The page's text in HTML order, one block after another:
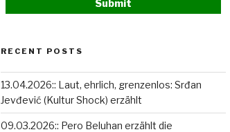
RECENT POSTS
13.04.2026:: Laut, ehrlich, grenzenlos: Srđan
Jevđević (Kultur Shock) erzählt
09.03.2026:: Pero Beluhan erzählt die